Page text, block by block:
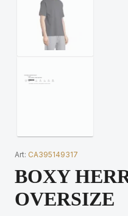
Art: CA395149317
BOXY
OVERSIZE